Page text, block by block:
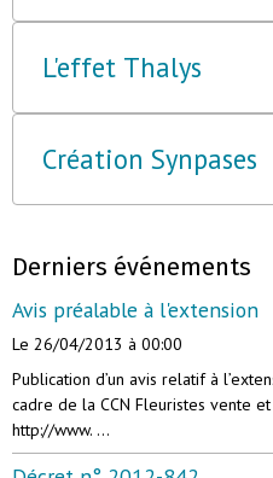
L'effet Thalys
Création Synpases
Derniers événements
Avis préalable à l'extension
Le 26/04/2013 à 00:00
Publication d’un avis relatif à
cadre de la CCN Fleuristes vente
http://www. ...